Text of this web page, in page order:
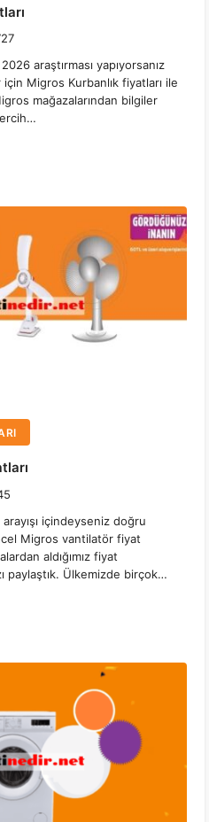
araştırması yapıyorsanız
Migros Kurbanlık fiyatları ile
mağazalarından bilgiler
içindeyseniz doğru
Migros vantilatör fiyat
aldığımız fiyat
paylaştık. Ülkemizde birçok…